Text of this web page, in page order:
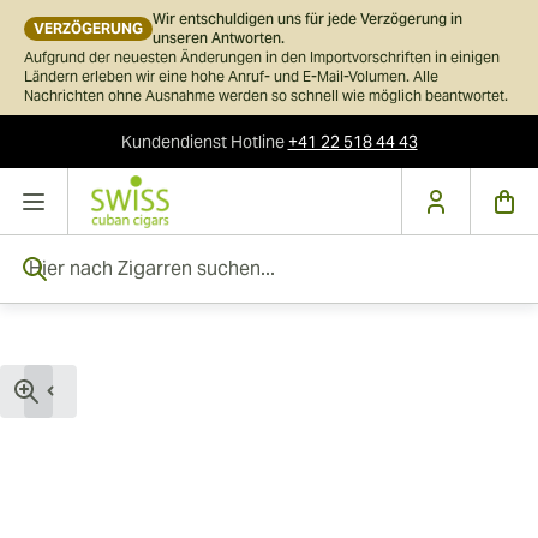
VERZÖGERUNG
Wir entschuldigen uns für jede Verzögerung in
unseren Antworten.
Aufgrund der neuesten Änderungen in den Importvorschriften in einigen
Ländern erleben wir eine hohe Anruf- und E-Mail-Volumen. Alle
Nachrichten ohne Ausnahme werden so schnell wie möglich beantwortet.
KundendienstHotline+41 22 518 44 43
Skip to Content